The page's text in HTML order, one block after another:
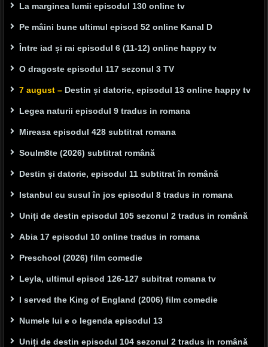
La marginea lumii episodul 130 online tv
Pe mâini bune ultimul episod 52 online Kanal D
Între iad și rai episodul 6 (11-12) online happy tv
O dragoste episodul 117 sezonul 3 TV
7 august – Destin și datorie, episodul 13 online happy tv
Legea naturii episodul 9 tradus in romana
Mireasa episodul 428 subtitrat romana
Soulm8te (2026) subtitrat română
Destin și datorie, episodul 11 subtitrat în română
Istanbul cu susul în jos episodul 8 tradus in romana
Uniți de destin episodul 105 sezonul 2 tradus in română
Abia 17 episodul 10 online tradus in romana
Preschool (2026) film comedie
Leyla, ultimul episod 126-127 subitrat romana tv
I served the King of England (2006) film comedie
Numele lui e o legenda episodul 13
Uniți de destin episodul 104 sezonul 2 tradus in română